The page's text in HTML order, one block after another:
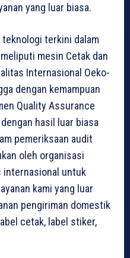
yang luar biasa.
teknologi terkini dalam
mesin Cetak dan
Internasional Oeko-
dengan kemampuan
Quality Assurance
hasil luar biasa
pemeriksaan audit
oleh organisasi
internasional untuk
kami yang luar
pengiriman domestik
cetak, label stiker,